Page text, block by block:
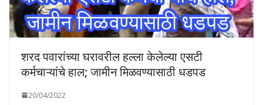
शरद पवारांच्या घरावरील हल्ला केलेल्या एसटी
कर्मचाऱ्यांचे हाल; जामीन मिळवण्यासाठी धडपड
20/04/2022